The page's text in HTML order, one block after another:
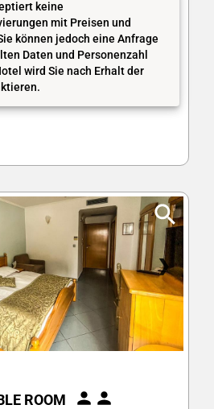
keine
mit Preisen und
können jedoch eine Anfrage
Daten und Personenzahl
wird Sie nach Erhalt der
❯
ROOM